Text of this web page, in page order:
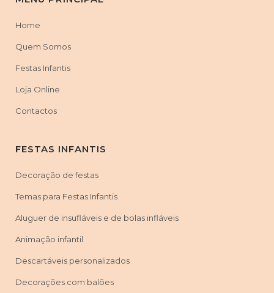
das Nações | Penha de França | Santa Clara | Santa Maria Maior |
Rana |Oeiras| Algés | Carnaxide | Paço de Arcos | Porto Salvo |
São Marcos |
Massamá | Queluz | Rio de Mouro | Terrugem
Home
Quem Somos
Festas Infantis
Loja Online
Contactos
FESTAS INFANTIS
Decoração de festas
Temas para Festas Infantis
Aluguer de insufláveis e de bolas infláveis
Animação infantil
Descartáveis personalizados
Decorações com balões